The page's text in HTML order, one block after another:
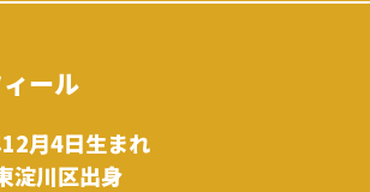
ール
月4日生まれ
淀川区出身